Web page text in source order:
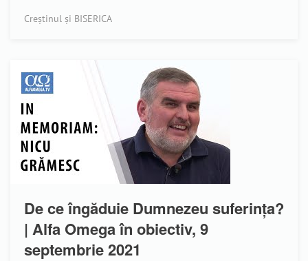
Creștinul și BISERICA
De ce îngăduie Dumnezeu suferința?
| Alfa Omega în obiectiv, 9
septembrie 2021